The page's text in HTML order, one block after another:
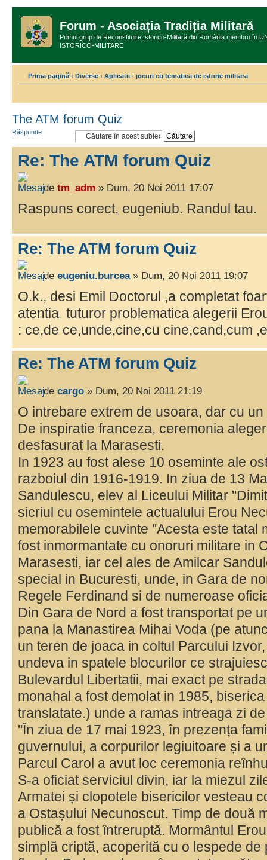
Forum - Asociația Tradiția Militară
Primul grup de Reconstituire Istorico-Militară din România membru în
ISTORICO-MILITARE
Prima pagină ‹ Diverse ‹ Aplicatii - jocuri cu tematica de istorie militara
The ATM forum Quiz
Răspunde
Re: The ATM forum Quiz
de tm_adm » Dum, 20 Noi 2011 17:07
Raspuns corect, eugeniub. Randul tau.
Re: The ATM forum Quiz
de eugeniu.burcea» Dum, 20 Noi 2011 19:07
O.k., desi Emil Doctorul ,a completat
atentia tuturor problematica alegerii
: ce,de ce,unde,cine,cu cine,cand,cum
Re: The ATM forum Quiz
de cargo » Dum, 20 Noi 2011 21:19
O intrebare extrem de usoara, dar cu
De inspiratie franceza, ceremonia
desfasurat la Marasesti.
In 1923 au fost alese 10 oseminte ale
razboiul din 1916-1919. In ziua de 13
Sandulescu, elev al Liceului Militar
sicriul cu osemintele actualului Erou
memorabilele cuvinte "Acesta este tatal
fost inmormantate cu onoruri militare in
Marasesti, iar cel ales de Amilcar
special in Bucuresti, unde, in Gara de
Regele Ferdinand si de numeroase
Din Gara de Nord a fost transportat pe
pana la Manastirea Mihai Voda (pe
un teren de joaca in coltul Parcului
undeva in spatele blocurilor ce
Bulevardul Libertatii, mai exact pe
monahal a fost demolat in 1985,
translatate.) unde a ramas intreaga zi
"În ziua de 17 mai 1923, în prezența
guvernului, a corpurilor legiuitoare și a
Parcul Carol a avut loc ceremonia
S-a oficiat serviciul divin, iar la miezul
Armatei și clopotele bisericilor vesteau
a Ostașului Necunoscut. Timp de două
publică a fost întreruptă. Mormântul
simplă criptă, acoperită cu o lespede